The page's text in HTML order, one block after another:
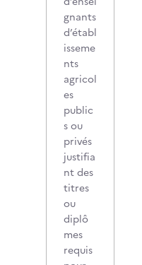
gnants
d’établ
isseme
nts
agricol
es
public
s ou
privés
justifia
nt des
titres
ou
diplô
mes
requis